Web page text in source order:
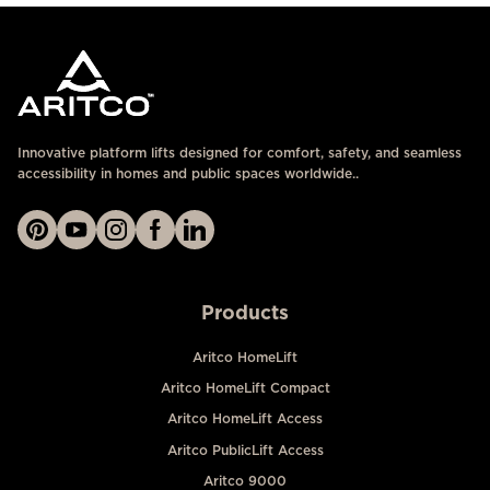
Innovative platform lifts designed for comfort, safety, and seamless
accessibility in homes and public spaces worldwide..
Products
Aritco HomeLift
Aritco HomeLift Compact
Aritco HomeLift Access
Aritco PublicLift Access
Aritco 9000